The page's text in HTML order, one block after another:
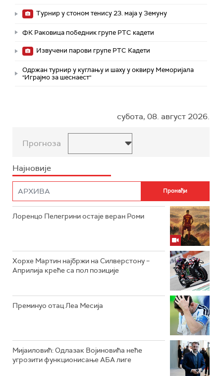
Турнир у стоном тенису 23. маја у Земуну
ФК Раковица победник групе РТС кадети
Извучени парови групе РТС Кадети
Одржан турнир у куглању и шаху у оквиру Меморијала
"Играјмо за шеснаест"
субота, 08. август 2026.
Прогноза
Најновије
Лоренцо Пелегрини остаје веран Роми
Хорхе Мартин најбржи на Силверстону –
Априлија креће са пол позиције
Преминуо отац Леа Месија
Мијаиловић: Одлазак Војиновића неће
угрозити функционисање АБА лиге